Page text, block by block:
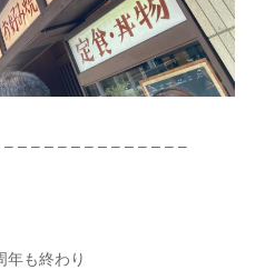
– – – – – – – – – – – – –
年も終わり